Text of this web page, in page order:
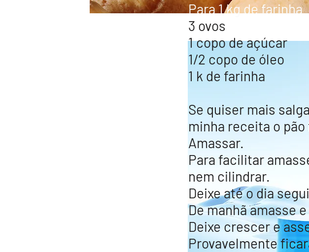
Para 1 kg de farinha
3 ovos
1 copo de açúcar
1/2 copo de óleo
1 k de farinha
Se quiser mais
minha receita o
Amassar.
Para facilitar a
nem cilindrar.
Deixe até o dia
De manhã amasse
Deixe crescer e
Provavelmente